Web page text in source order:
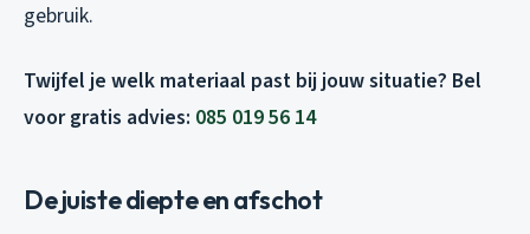
gebruik.
Twijfel je welk materiaal past bij jouw situatie? Bel
voor gratis advies: 085 019 56 14
De juiste diepte en afschot